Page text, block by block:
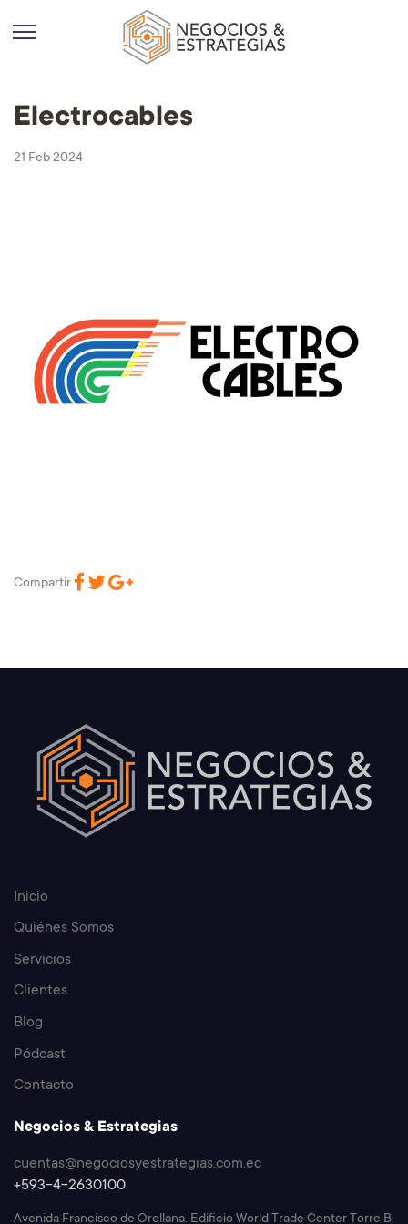
Electrocables
21 Feb 2024
Compartir
Inicio
Quiénes Somos
Servicios
Clientes
Blog
Pódcast
Contacto
Negocios & Estrategias
cuentas@negociosyestrategias.com.ec
+593-4-2630100
Avenida Francisco de Orellana. Edificio World Trade Center Torre B,